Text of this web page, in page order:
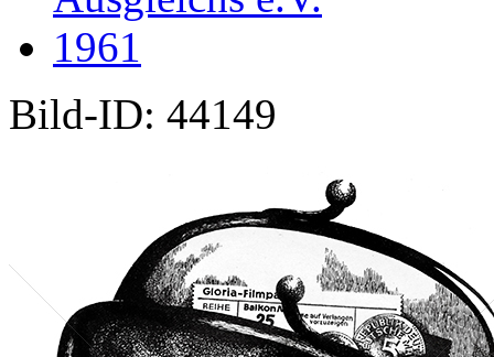
1961
Bild-ID: 44149